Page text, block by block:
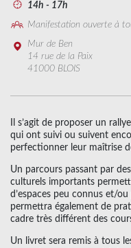
14h - 17h
Manifestation ouverte à
Mur de Ben
14 rue de la Paix
41000 BLOIS
Il s’agit de proposer un
qui ont suivi ou suivent
perfectionner leur maîtrise
Un parcours passant par
culturels importants
d’espaces peu connus et/
permettra également de
cadre très différent des
Un livret sera remis à tous